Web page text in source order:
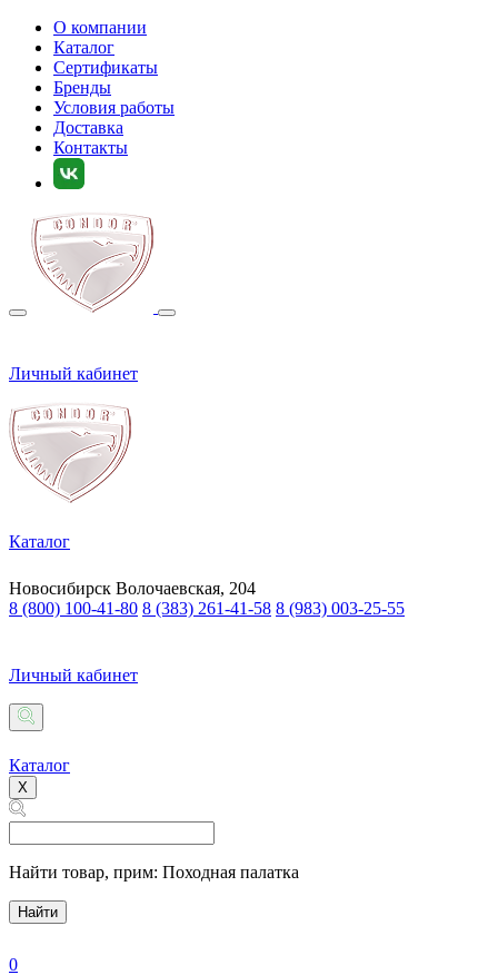
О компании
Каталог
Сертификаты
Бренды
Условия работы
Доставка
Контакты
Личный кабинет
Каталог
Новосибирск Волочаевская, 204
8 (800) 100-41-80 8 (383) 261-41-58 8 (983) 003-25-55
Личный кабинет
Каталог
X
Найти товар, прим: Походная палатка
Найти
0